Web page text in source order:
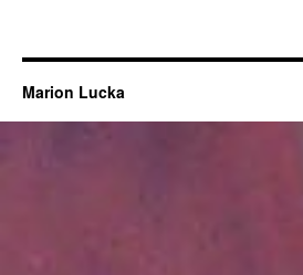
Marion Lucka